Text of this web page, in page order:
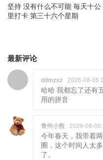
坚持 没有什么不可能 毎天十公
里打卡 第三十六个星期
最新评论
ddmzxz 2026-08-06
哈哈 我都忘了还有
用的拼音
青州小熊 2026-08-06
今年春天，我带着
圈，这个时间人太
了。